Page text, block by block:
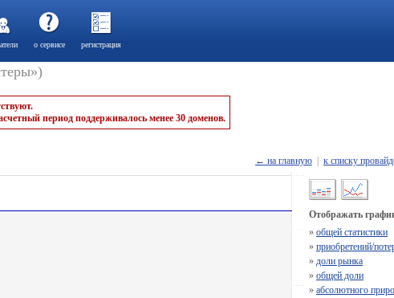
о сервисе регистрация
период поддерживалось менее 30 доменов.
← на главную к списку
Отображать
» общей статистики
» приобретений/
» доли рынка
» общей доли
» абсолютного